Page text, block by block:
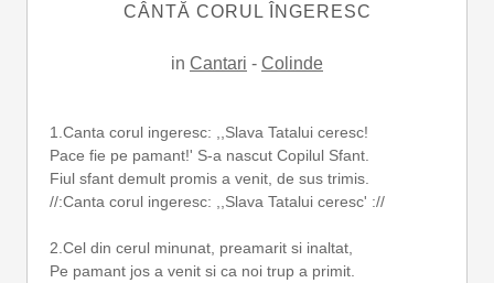
CÂNTĂ CORUL ÎNGERESC
in Cantari - Colinde
1.Canta corul ingeresc: ,,Slava Tatalui ceresc!
Pace fie pe pamant!' S-a nascut Copilul Sfant.
Fiul sfant demult promis a venit, de sus trimis.
//:Canta corul ingeresc: ,,Slava Tatalui ceresc' ://
2.Cel din cerul minunat, preamarit si inaltat,
Pe pamant jos a venit si ca noi trup a primit.